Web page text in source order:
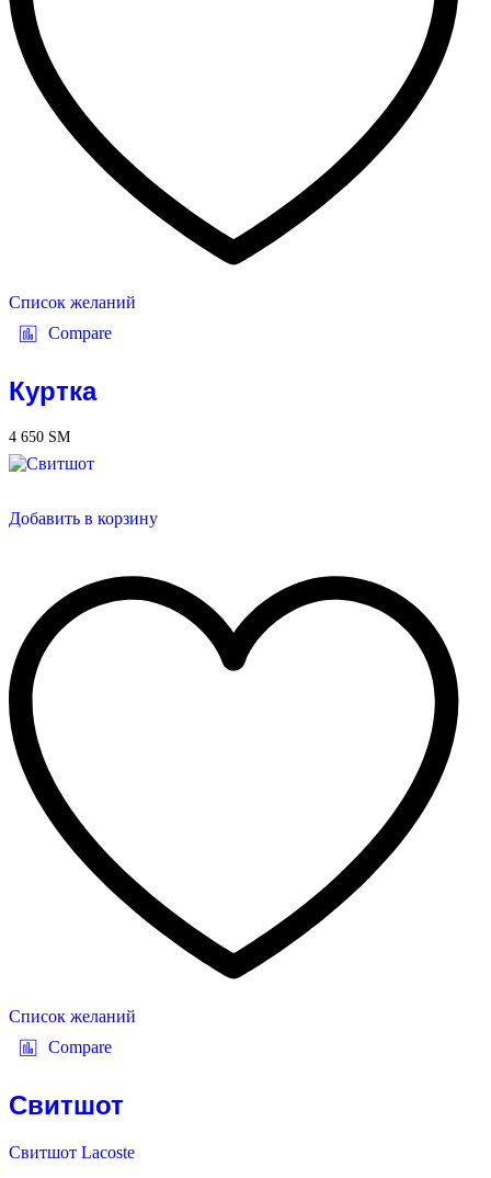
Список желаний
Compare
Куртка
4 650 ЅМ
Добавить в корзину
Список желаний
Compare
Свитшот
Свитшот Lacoste